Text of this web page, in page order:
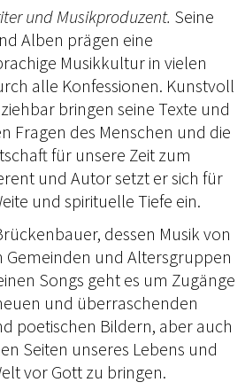
und Musikproduzent. Seine
Alben prägen eine
Musikkultur in vielen
alle Konfessionen. Kunstvoll
bringen seine Texte und
Fragen des Menschen und die
für unsere Zeit zum
und Autor setzt er sich für
und spirituelle Tiefe ein.
dessen Musik von
Gemeinden und Altersgruppen
Songs geht es um Zugänge
und überraschenden
poetischen Bildern, aber auch
Seiten unseres Lebens und
vor Gott zu bringen.